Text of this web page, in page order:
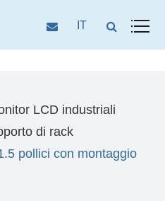
IT
LCD industriali
di rack
pollici con montaggio